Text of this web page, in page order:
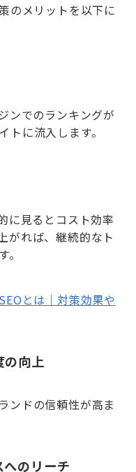
のメリットを以下に
ンでのランキングが
トに流入します。
に見るとコスト効率
がれば、継続的なト
とは｜対策効果や
の向上
ンドの信頼性が高ま
のリーチ